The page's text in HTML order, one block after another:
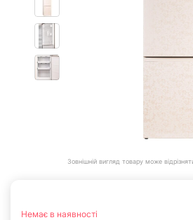
Зовнішній вигляд товару може
Немає в наявності